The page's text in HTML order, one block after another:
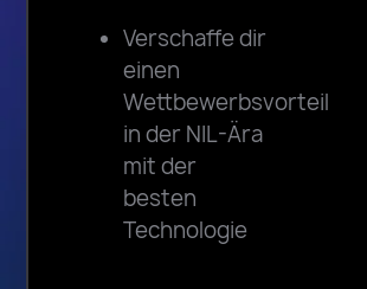
Verschaffe dir
einen
Wettbewerbsvorteil
in der NIL-Ära
mit der
besten
Technologie